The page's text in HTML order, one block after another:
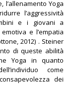
l’allenamento Yoga
l’aggressività
e i giovani a
e l’empatia
2012) . Steiner
di queste abilità
Yoga in quanto
come
dei